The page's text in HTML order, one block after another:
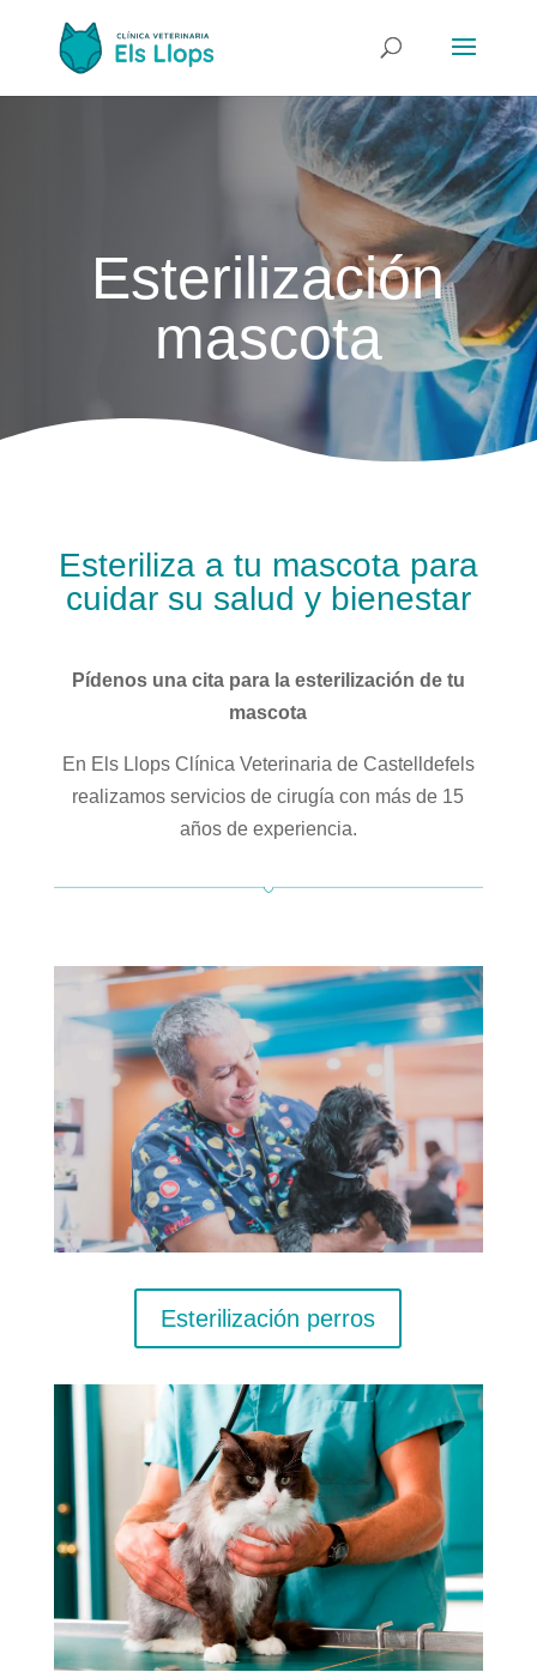
Esterilización
mascota
Esteriliza a tu mascota para
cuidar su salud y bienestar
Pídenos una cita para la esterilización de tu
mascota
En Els Llops ​Clínica Veterinaria de Castelldefels
realizamos servicios de cirugía con más de 15
años de experiencia.
Esterilización perros